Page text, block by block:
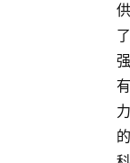
供
了
强
有
力
的